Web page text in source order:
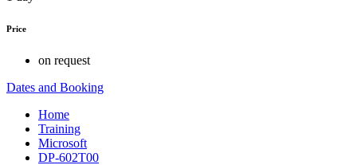
Price
on request
Dates and Booking
Home
Training
Microsoft
DP-602T00